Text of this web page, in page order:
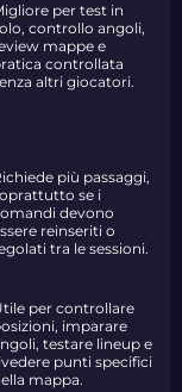
per test in
controllo angoli,
mappe e
controllata
altri giocatori.
più passaggi,
se i
devono
reinseriti o
tra le sessioni.
per controllare
imparare
testare lineup e
punti specifici
mappa.